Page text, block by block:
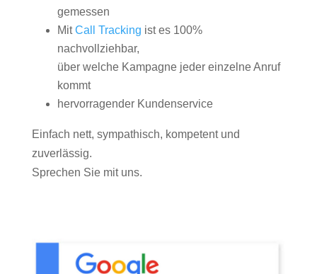
gemessen
MitCall Tracking ist es 100%
nachvollziehbar,
über welche Kampagne jeder einzelne Anruf
kommt
hervorragender Kundenservice
Einfach nett, sympathisch, kompetent und
zuverlässig.
Sprechen Sie mit uns.